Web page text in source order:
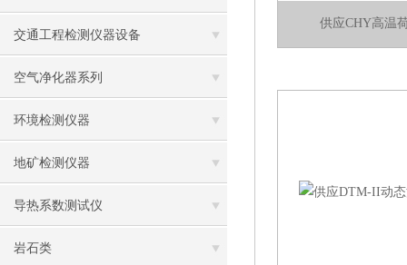
交通工程检测仪器设备
空气净化器系列
环境检测仪器
地矿检测仪器
导热系数测试仪
岩石类
供应CHY高温